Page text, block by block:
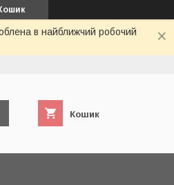
в найближчий робочий
Кошик